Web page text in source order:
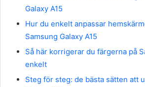
Galaxy A15
Hur du enkelt anpassar
Samsung Galaxy A15
Så här korrigerar du färgerna på
enkelt
Steg för steg: de bästa sätten att